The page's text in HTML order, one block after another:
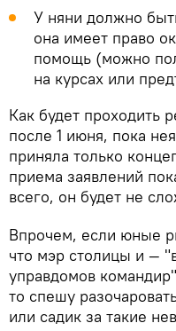
У няни должно
она имеет право
помощь (можно
на курсах или
Как будет проходить
после 1 июня, пока
приняла только
приема заявлений
всего, он будет не
Впрочем, если юные
что мэр столицы и —
управдомов
то спешу
или садик за такие